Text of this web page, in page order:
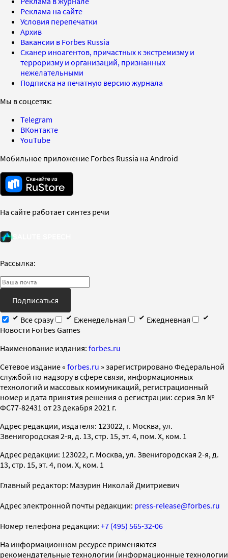
Реклама на сайте
Условия перепечатки
Архив
Вакансии в Forbes Russia
Сканер иноагентов, причастных к экстремизму и
терроризму и организаций, признанных
нежелательными
Подписка на печатную версию журнала
Мы в соцсетях:
Telegram
ВКонтакте
YouTube
Мобильное приложение Forbes Russia на Android
На сайте работает синтез речи
Рассылка:
Подписаться
Все сразу
Еженедельная
Ежедневная
Новости Forbes Games
Наименование издания: forbes.ru
Cетевое издание « forbes.ru » зарегистрировано Федеральной
службой по надзору в сфере связи, информационных
технологий и массовых коммуникаций, регистрационный
номер и дата принятия решения о регистрации: серия Эл №
ФС77-82431 от 23 декабря 2021 г.
Адрес редакции, издателя: 123022, г. Москва, ул.
Звенигородская 2-я, д. 13, стр. 15, эт. 4, пом. X, ком. 1
Адрес редакции: 123022, г. Москва, ул. Звенигородская 2-я, д.
13, стр. 15, эт. 4, пом. X, ком. 1
Главный редактор: Мазурин Николай Дмитриевич
Адрес электронной почты редакции: press-release@forbes.ru
Номер телефона редакции: +7 (495) 565-32-06
На информационном ресурсе применяются
рекомендательные технологии (информационные технологии